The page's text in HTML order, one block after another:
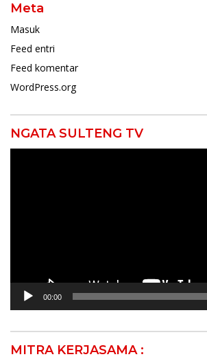
Meta
Masuk
Feed entri
Feed komentar
WordPress.org
NGATA SULTENG TV
00:00
MITRA KERJASAMA :